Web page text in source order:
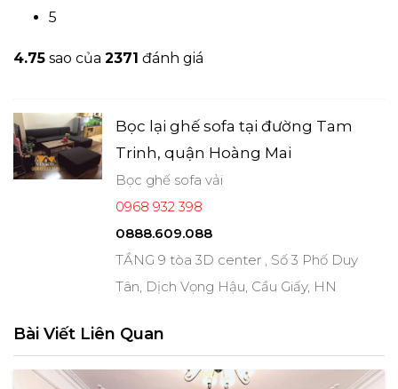
5
4.75 sao của 2371 đánh giá
Bọc lại ghế sofa tại đường Tam
Trinh, quận Hoàng Mai
Bọc ghế sofa vải
0968 932 398
0888.609.088
TẦNG 9 tòa 3D center , Số 3 Phố Duy
Tân, Dịch Vọng Hậu, Cầu Giấy, HN
Bài Viết Liên Quan